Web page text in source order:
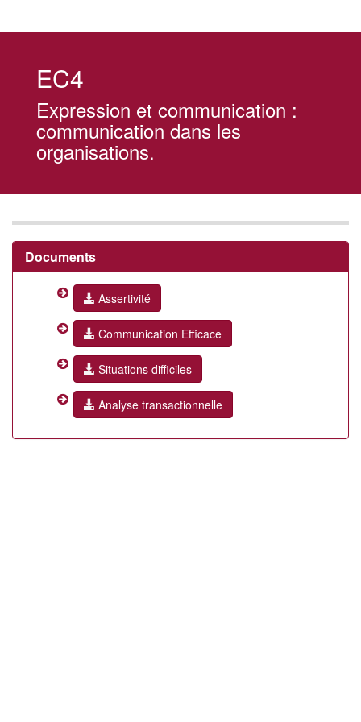
EC4
Expression et communication :
communication dans les
organisations.
Documents
Assertivité
Communication Efficace
Situations difficiles
Analyse transactionnelle